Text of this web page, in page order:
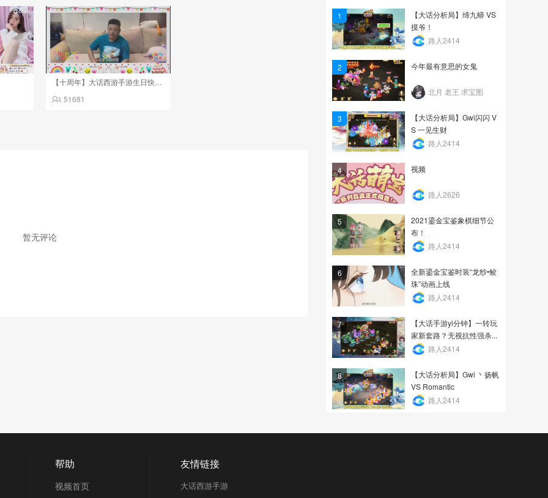
12.8万
【大话手游yi分钟】主人
你歇着，双龙马跳砍一...
4827
51681
暂无评论
1
【大话分析局】缔九蟒 VS
摸爷！
路人2414
2 今年最有意思的女鬼
北月 老王 求宝图
3
【大话分析局】Gwi闪闪 V
S 一见生财
路人2414
4 视频
路人2626
5
2021鎏金宝鉴象棋细节公
布！
路人2414
6
全新鎏金宝鉴时装“龙纱•鲛
珠”动画上线
路人2414
7
【大话手游yi分钟】一转玩
家新套路？无视抗性强杀...
路人2414
8
【大话分析局】Gwi 丶扬帆
VS Romantic
路人2414
帮助
视频首页
友情链接
大话西游手游